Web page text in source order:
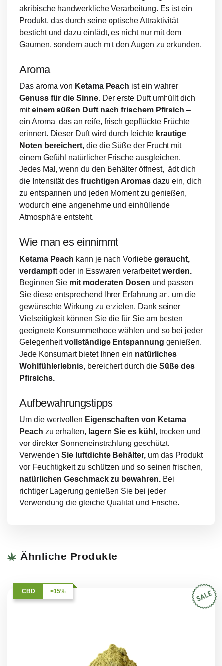
akribische handwerkliche Verarbeitung. Es ist ein
Produkt, das durch seine optische Attraktivität
besticht und dazu einlädt, es nicht nur mit dem
Gaumen, sondern auch mit den Augen zu erkunden.
Aroma
Das aroma von Ketama Peach ist ein wahrer
Genuss für die Sinne. Der erste Duft umhüllt dich
miteinem süßen Duft nach frischem Pfirsich –
ein Aroma, das an reife, frisch gepflückte Früchte
erinnert. Dieser Duft wird durch leichte krautige
Noten bereichert, die die Süße der Frucht mit
einem Gefühl natürlicher Frische ausgleichen.
Jedes Mal, wenn du den Behälter öffnest, lädt dich
die Intensität des fruchtigen Aromas dazu ein, dich
zu entspannen und jeden Moment zu genießen,
wodurch eine angenehme und einhüllende
Atmosphäre entsteht.
Wie man es einnimmt
Ketama Peach kann je nach Vorliebe geraucht,
verdampft oder in Esswaren verarbeitetwerden.
Beginnen Sie mit moderaten Dosen und passen
Sie diese entsprechend Ihrer Erfahrung an, um die
gewünschte Wirkung zu erzielen. Dank seiner
Vielseitigkeit können Sie die für Sie am besten
geeignete Konsummethode wählen und so bei jeder
Gelegenheitvollständige Entspannung genießen.
Jede Konsumart bietet Ihnen ein natürliches
Wohlfühlerlebnis, bereichert durch die Süße des
Pfirsichs.
Aufbewahrungstipps
Um die wertvollen Eigenschaften von Ketama
Peach zu erhalten, lagern Sie es kühl , trocken und
vor direkter Sonneneinstrahlung geschützt.
Verwenden Sie luftdichte Behälter, um das Produkt
vor Feuchtigkeit zu schützen und so seinen frischen,
natürlichen Geschmack zu bewahren. Bei
richtiger Lagerung genießen Sie bei jeder
Verwendung die gleiche Qualität und Frische.
Ähnliche Produkte
CBD <15%